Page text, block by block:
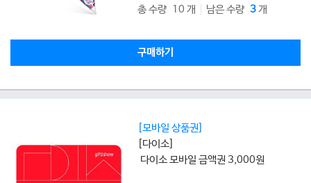
총 수량 10 개
남은 수량 3개
구매하기
[모바일 상품권]
[다이소]
다이소 모바일 금액권 3,000원